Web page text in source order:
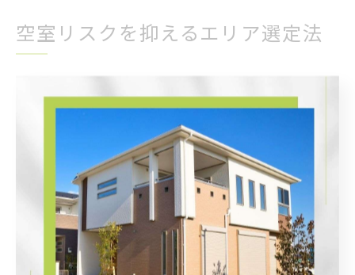
空室リスクを抑えるエリア選定法
です。北九州市はエリアごとに人口動態や賃貸需要が異なる
ため、空室リスクを抑えるには地域ごとの特徴をデータで把
握することが重要です。特に駅近や大学、商業施設が集まる
エリアは安定した賃貸需要が見込めます。
なぜエリア分析が重要かというと、周辺環境や今後の人口動
向が家賃相場や空室リスクに直結するからです。過去の事例